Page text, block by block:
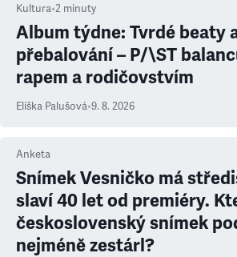
Kultura•2 minuty
Album týdne: Tvrdé beaty
přebalování – P/\ST
rapem a rodičovstvím
Eliška Palušová•9. 8. 2026
Anketa
Snímek Vesničko má
slaví 40 let od premiéry.
československý snímek
nejméně zestárl?